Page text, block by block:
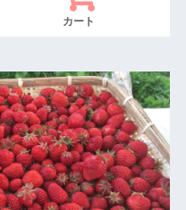
カート